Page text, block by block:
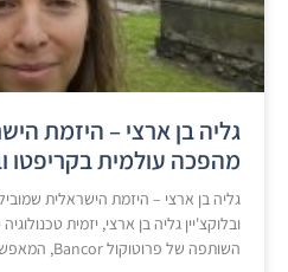
גליה בן ארצי – היזמת
מהפכה עולמית בקריפטו
גליה בן ארצי – היזמת הישראלית
ובלוקצ'יין גליה בן ארצי, יזמית
השותפה של פרוטוקול Bancor, המאפשר נזילות